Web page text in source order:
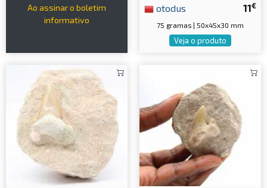
Ao assinar o boletim
informativo
11€
otodus
75 gramas | 50x45x30 mm
Veja o produto